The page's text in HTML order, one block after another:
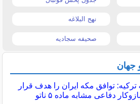
نهج البلاغه
صحیفه سجادیه
جهان
ترکیه: توافق مکه ایران را هدف قرار
دفاعی مشابه ماده ۵ ناتو